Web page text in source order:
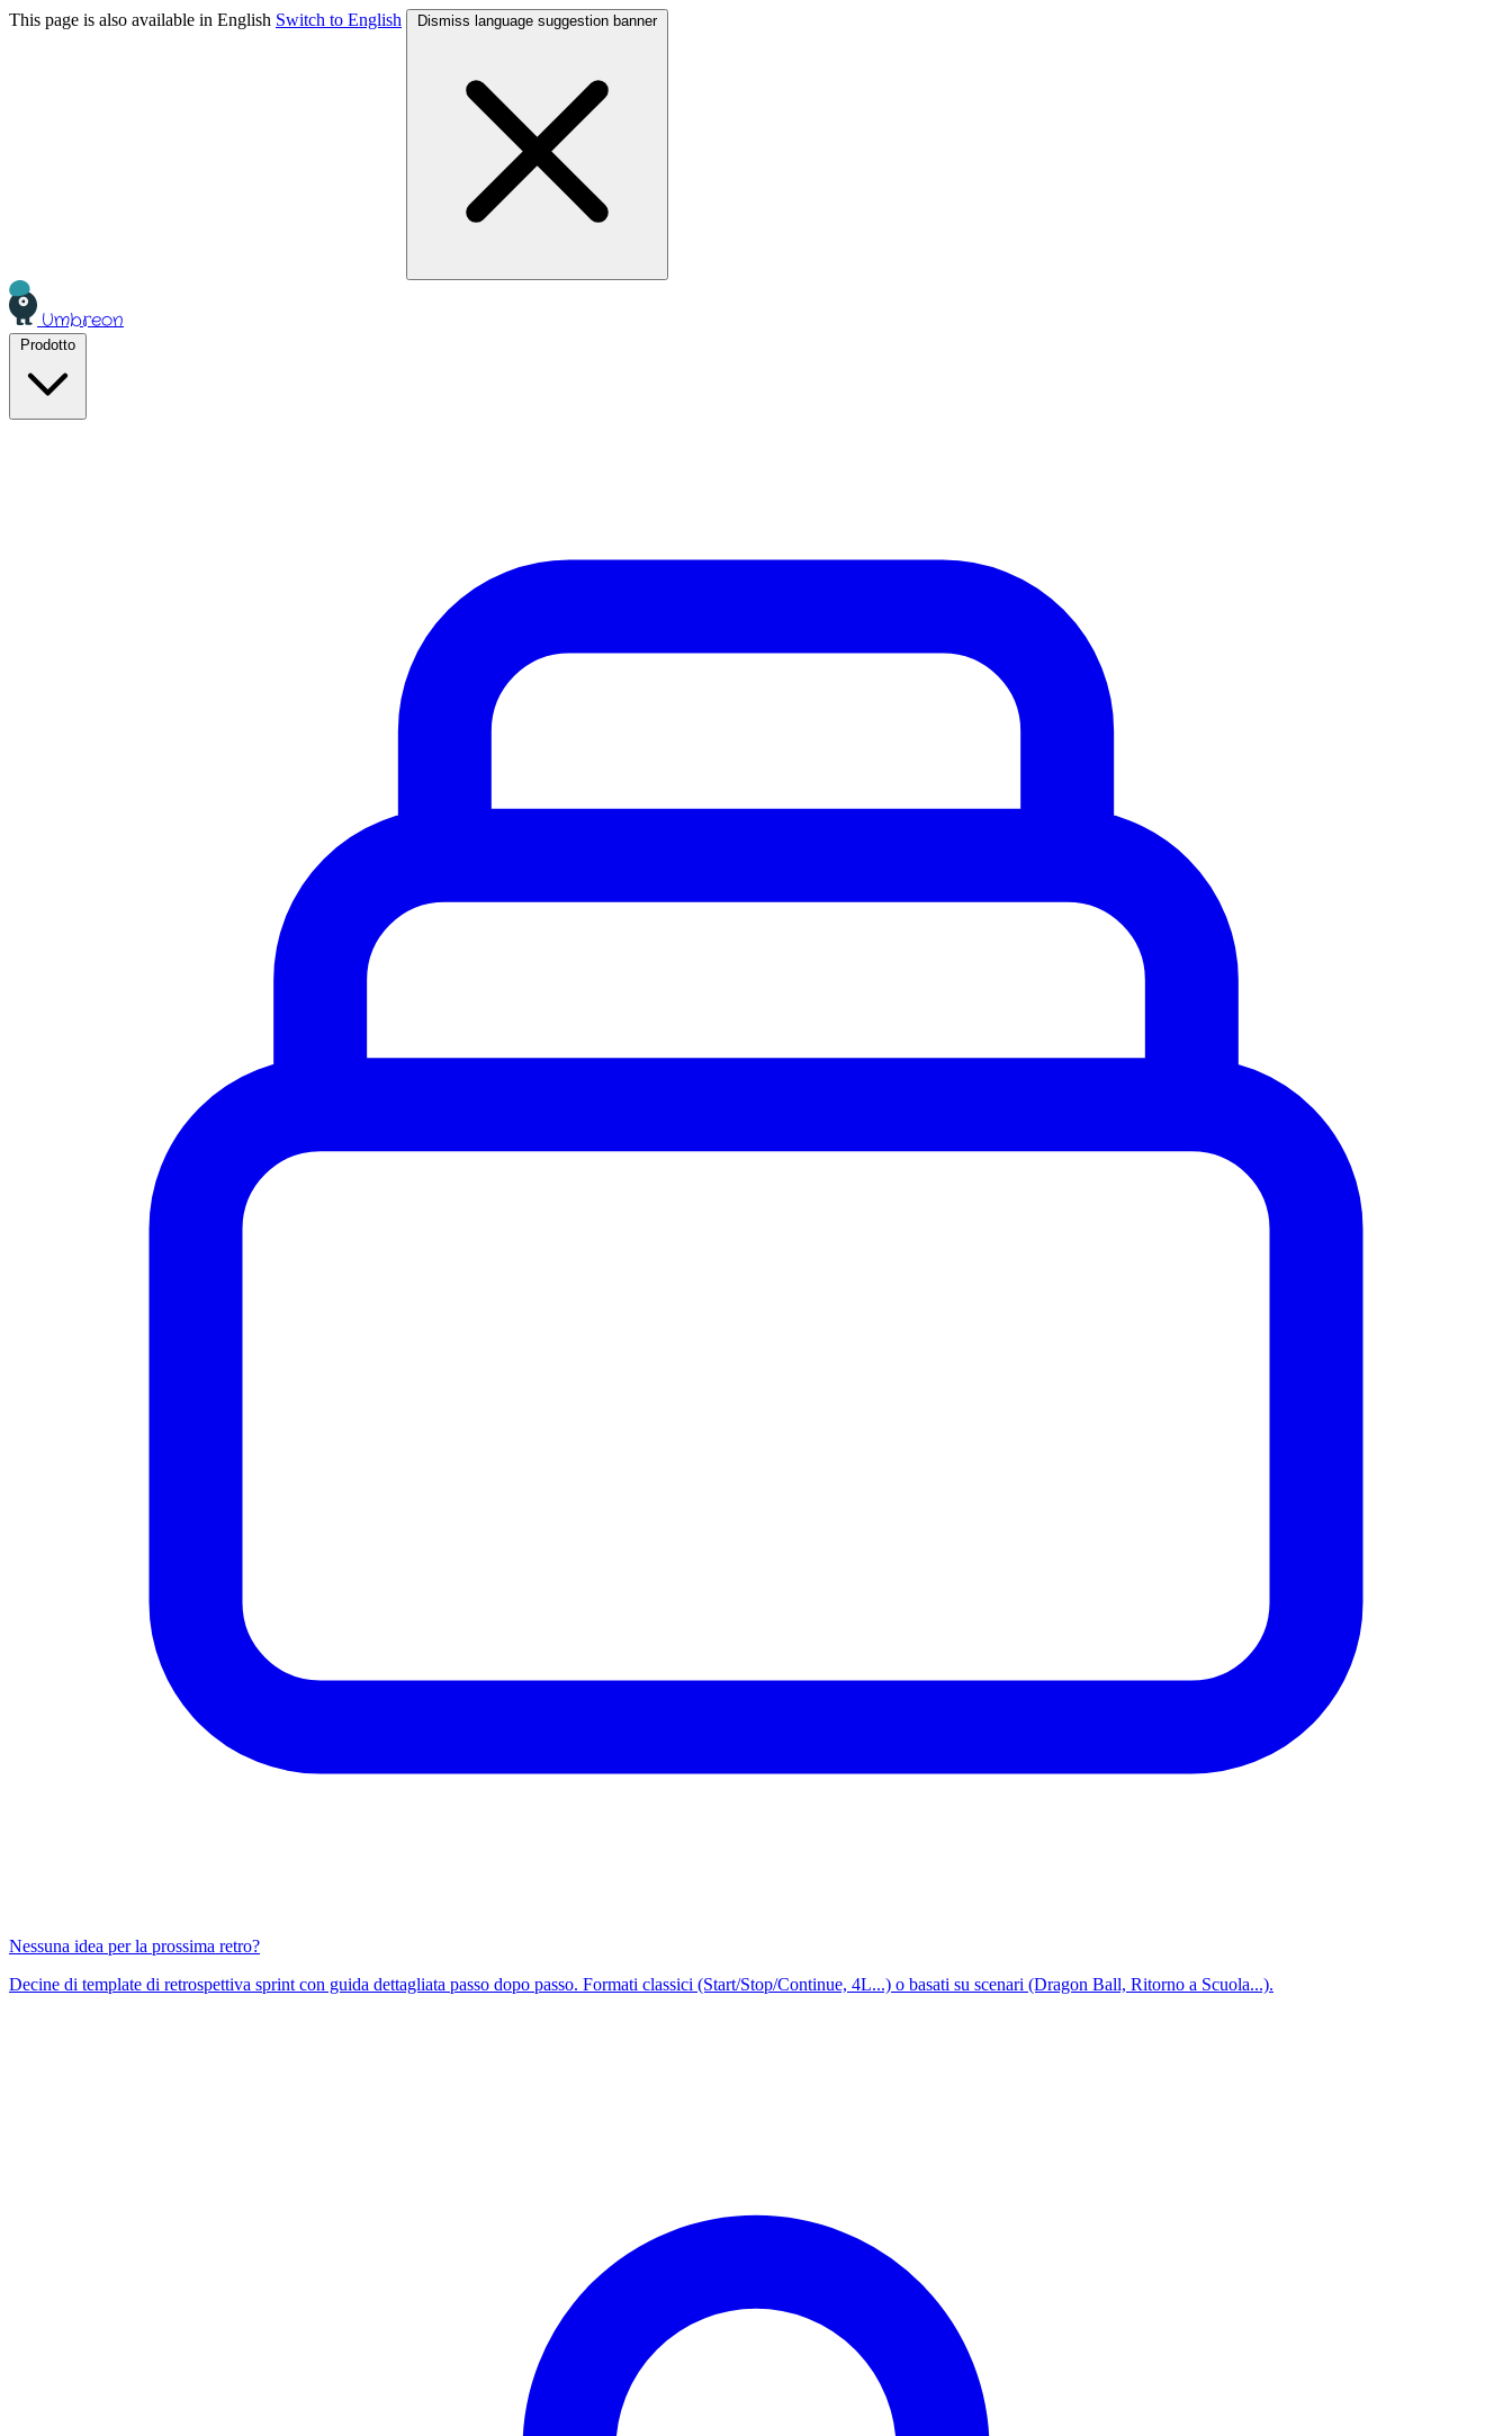
This page is also available in English Switch to English Dismiss language suggestion banner
Umbreon
Nessuna idea per la prossima retro?
Decine di template di retrospettiva sprint con guida dettagliata passo dopo passo. Formati classici (Start/Stop/Continue, 4L...) o basati su scenari (Dragon Ball, Ritorno a Scuola...).